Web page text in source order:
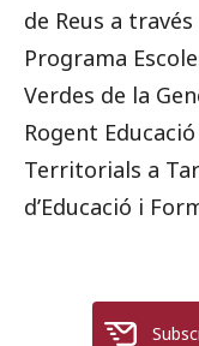
de Reus a
Programa
Verdes de la
Rogent
Territorials a
d’Educació i